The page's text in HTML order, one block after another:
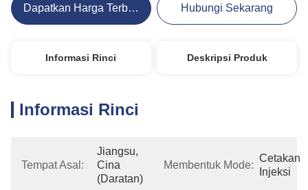
Dapatkan Harga Terbaik Hubungi Sekarang
Informasi Rinci Deskripsi Produk
Informasi Rinci
Tempat Asal:
Jiangsu,
Cina
(daratan)
Membentuk Mode:
Cetakan
Injeksi